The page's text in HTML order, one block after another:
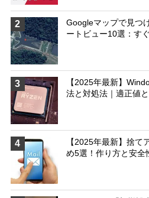
2
Googleマップで見つ
ートビュー10選：す
3
【2025年最新】
法と対処法｜適正値
4
【2025年最新】捨て
め5選！作り方と安全